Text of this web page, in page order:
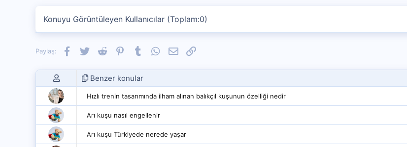
Konuyu Görüntüleyen Kullanıcılar (Toplam:0)
Paylaş: Facebook
TwitterReddit PinterestTumblrWhatsApp
E-postaLink
Benzer konular
Hızlı trenin tasarımında ilham alınan balıkçıl kuşunun özelliği nedir
Arı kuşu nasıl engellenir
Arı kuşu Türkiyede nerede yaşar